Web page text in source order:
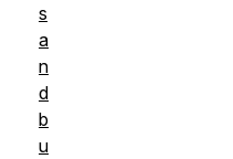
s
a
n
d
b
u